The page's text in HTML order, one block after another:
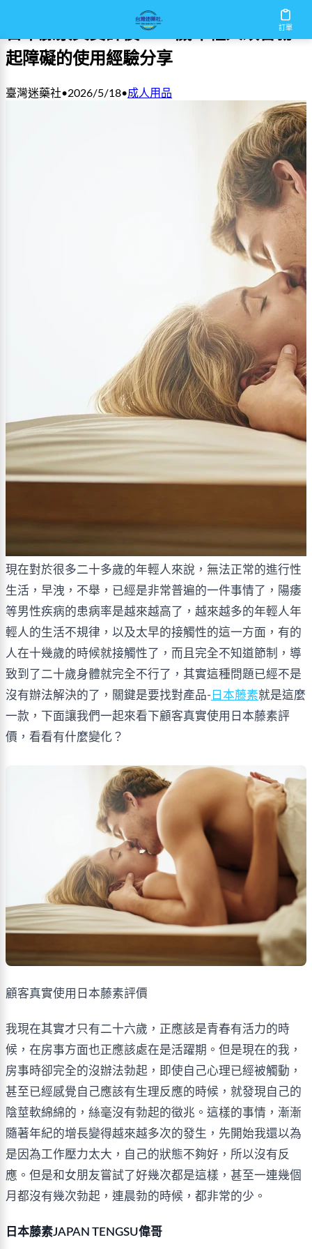
訂單
日本藤素真實評價：26歲年輕人改善勃
起障礙的使用經驗分享
臺灣迷藥社•2026/5/18•成人用品
現在對於很多二十多歲的年輕人來說，無法正常的進行性
生活，早洩，不舉，已經是非常普遍的一件事情了，陽痿
等男性疾病的患病率是越來越高了，越來越多的年輕人年
輕人的生活不規律，以及太早的接觸性的這一方面，有的
人在十幾歲的時候就接觸性了，而且完全不知道節制，導
致到了二十歲身體就完全不行了，其實這種問題已經不是
沒有辦法解決的了，關鍵是要找對產品- 日本藤素就是這麼
一款，下面讓我們一起來看下顧客真實使用日本藤素評
價，看看有什麼變化？
顧客真實使用日本藤素評價
我現在其實才只有二十六歲，正應該是青春有活力的時
候，在房事方面也正應該處在是活躍期。但是現在的我，
房事時卻完全的沒辦法勃起，即使自己心理已經被觸動，
甚至已經感覺自己應該有生理反應的時候，就發現自己的
陰莖軟綿綿的，絲毫沒有勃起的徵兆。這樣的事情，漸漸
隨著年紀的增長變得越來越多次的發生，先開始我還以為
是因為工作壓力太大，自己的狀態不夠好，所以沒有反
應。但是和女朋友嘗試了好幾次都是這樣，甚至一連幾個
月都沒有幾次勃起，連晨勃的時候，都非常的少。
日本藤素JAPAN TENGSU偉哥